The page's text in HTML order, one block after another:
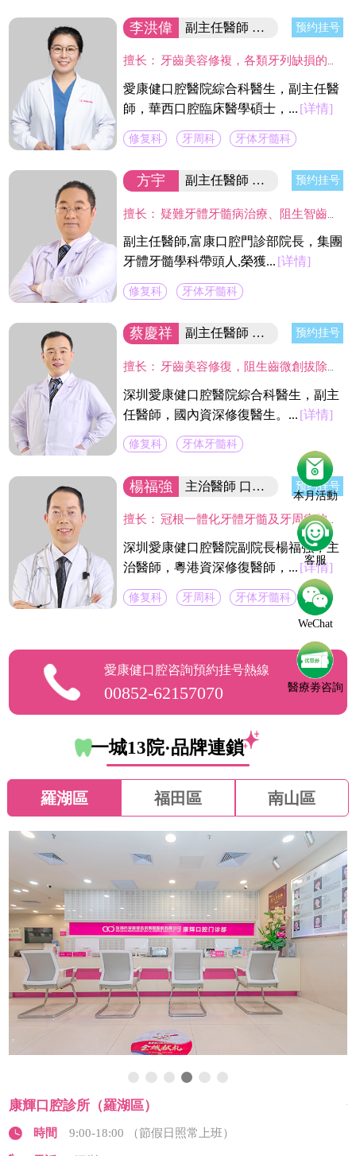
本月活動
客服
WeChat
醫療劵咨詢
李洪偉 副主任醫師 口腔醫學碩士 预约挂号
擅长： 牙齒美容修複，各類牙列缺損的固定及活動義齒的修複、鑄造支架式可摘局部義齒、 數字化修複、種植上部義齒修複等。在口腔數字化修複、口腔色度學、口腔仿生材料等領域進行過深入研究，成績顯著。
愛康健口腔醫院綜合科醫生，副主任醫
師，華西口腔臨床醫學碩士，... [详情]
修复科 牙周科 牙体牙髓科
方宇 副主任醫師 富康門診院長 预约挂号
擅长： 疑難牙體牙髓病治療、阻生智齒的拔除、各種缺失牙的美容修復、疑難活動義齒修復。尤其在利用高倍顯微鏡下開展牙髓炎、根尖病變等牙體保存治療具有較深的造詣。
副主任醫師,富康口腔門診部院長，集團
牙體牙髓學科帶頭人,榮獲... [详情]
修复科 牙体牙髓科
蔡慶祥 副主任醫師 國內資深修復醫生 预约挂号
擅长： 牙齒美容修復，阻生齒微創拔除，固定義齒二次修復，精密舒適全口義齒製作，現代根管治療技術,熟練應用CAD/CAM及DSD微笑設計等數字化技術於臨床工作中,並成功服務於近萬名新老客戶。
深圳愛康健口腔醫院綜合科醫生，副主
任醫師，國內資深修復醫生。... [详情]
修复科 牙体牙髓科
楊福強 主治醫師 口腔醫院副院長 预约挂号
擅长： 冠根一體化牙體牙髓及牙周病的診療，復雜牙的拔除，牙體缺損的嵌體修復，以及烤瓷冠、義齒的修復等方面的診治，在水激光治牙方面有著豐富的臨床經驗。臨床工作中致力於牙體保存，種植修復設計，咬合功能重建，微創美學牙體修復等。
深圳愛康健口腔醫院副院長楊福強，主
治醫師，粵港資深修復醫師，... [详情]
修复科 牙周科 牙体牙髓科
愛康健口腔咨詢預約挂号熱線
00852-62157070
一城13院·品牌連鎖
羅湖區 福田區 南山區
康輝口腔診所（羅湖區）
時間 9:00-18:00 （節假日照常上班）